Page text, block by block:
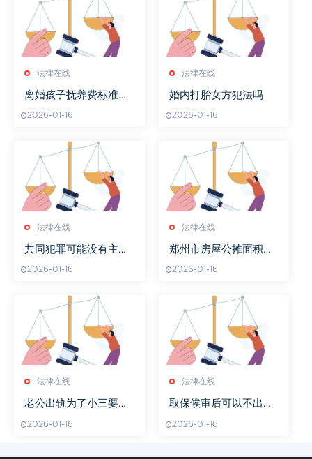
法律在线
离婚孩子抚养费标准怎
2026-01-16
法律在线
婚内打胎女方犯法吗
2026-01-16
法律在线
共同犯罪可能没有主犯
2026-01-16
法律在线
郑州市房屋公摊面积标
2026-01-16
法律在线
老公出轨为了小三要跟
2026-01-16
法律在线
取保候审后可以不出庭
2026-01-16